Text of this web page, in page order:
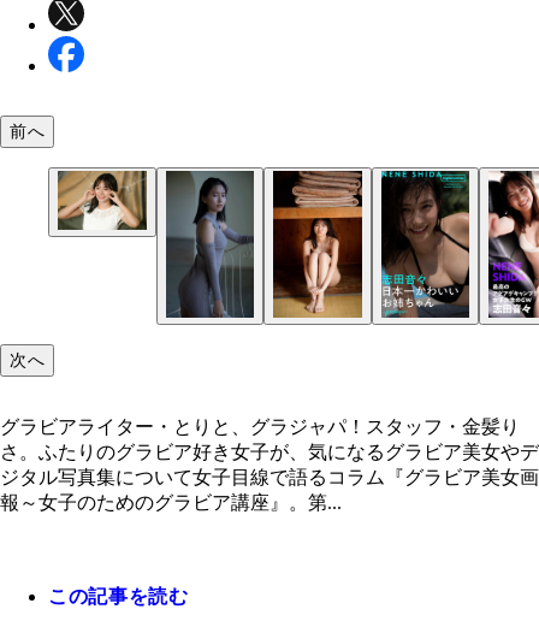
前へ
次へ
グラビアライター・とりと、グラジャパ！スタッフ・金髪り
さ。ふたりのグラビア好き女子が、気になるグラビア美女やデ
ジタル写真集について女子目線で語るコラム『グラビア美女画
報～女子のためのグラビア講座』。第...
この記事を読む